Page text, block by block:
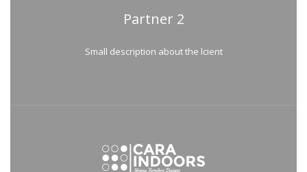
Partner 2
Small description about the lcient